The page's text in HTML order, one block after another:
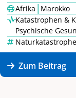
Afrika|Marokko
Katastrophen &
Psychische
Zum Beitrag